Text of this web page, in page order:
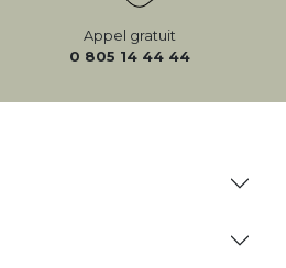
Appel gratuit
0 805 14 44 44